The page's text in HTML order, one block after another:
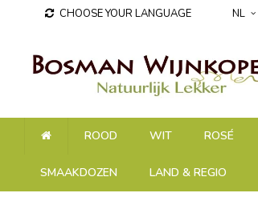
CHOOSE YOUR LANGUAGE NL
ROOD WIT ROSÉ
SMAAKDOZEN LAND & REGIO